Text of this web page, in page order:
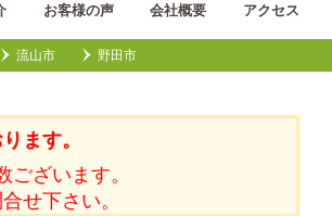
お客様の声 会社概要 アクセス
流山市 野田市
ます。
ざいます。
せ下さい。